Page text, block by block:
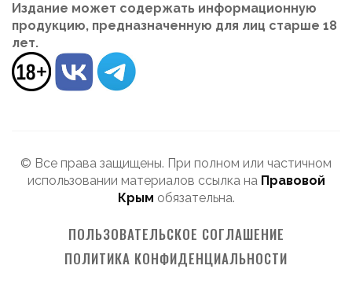
Издание может содержать информационную
продукцию, предназначенную для лиц старше 18
лет.
© Все права защищены. При полном или частичном
использовании материалов ссылка на Правовой
Крым обязательна.
ПОЛЬЗОВАТЕЛЬСКОЕ СОГЛАШЕНИЕ
ПОЛИТИКА КОНФИДЕНЦИАЛЬНОСТИ